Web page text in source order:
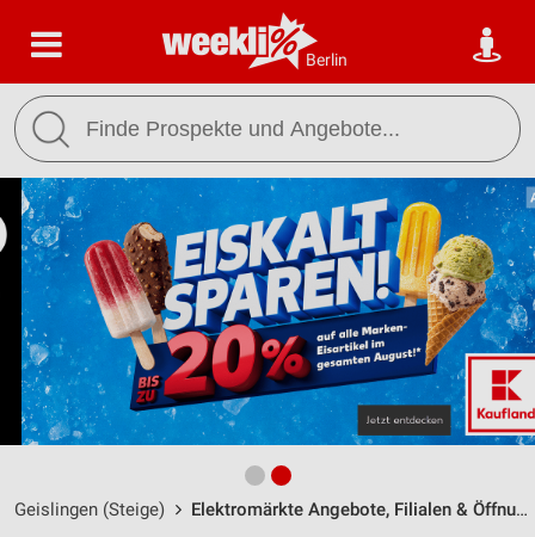
Berlin
Geislingen (Steige) Elektromärkte Angebote, Filialen & Öffnungszeiten